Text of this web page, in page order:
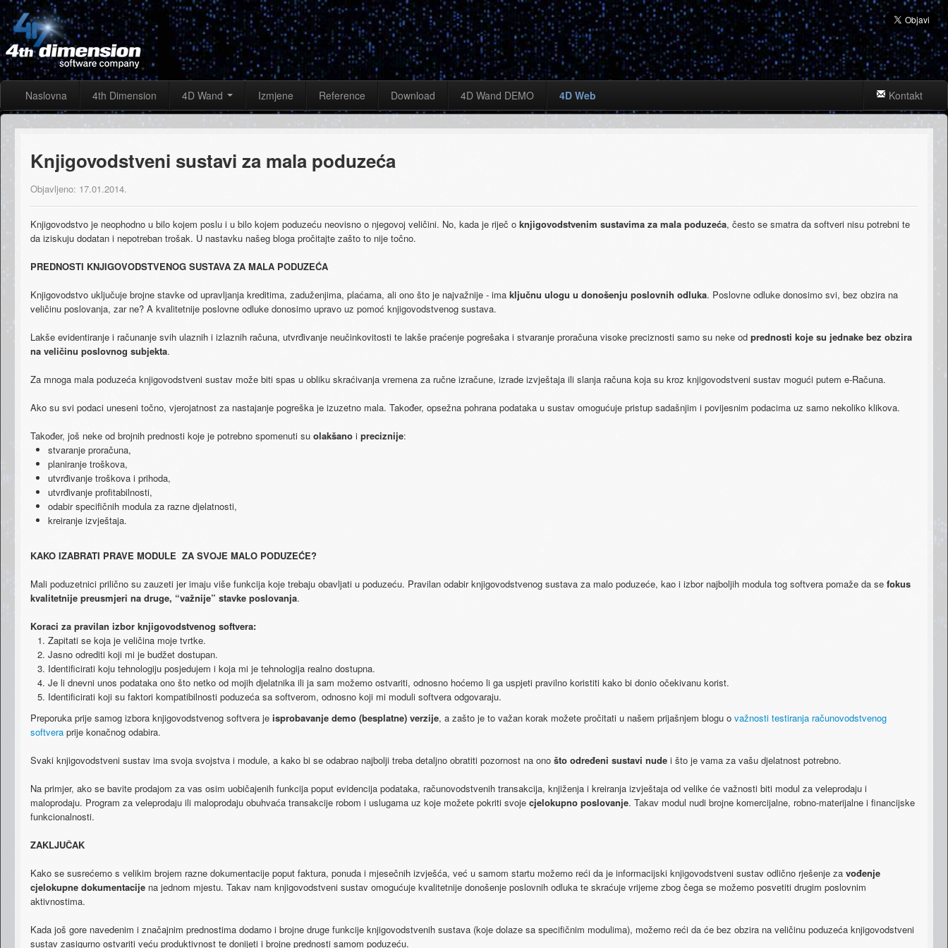
Naslovna 4th Dimension 4D Wand Izmjene Reference Download 4D Wand DEMO 4D Web Kontakt
Knjigovodstveni sustavi za mala poduzeća
Objavljeno: 17.01.2014.
Knjigovodstvo​ ​je​ ​neophodno​ ​u​ ​bilo​ ​kojem​ ​poslu​ ​i​ ​u​ ​bilo​ ​kojem​ ​poduzeću​ ​neovisno​ ​o​ ​njegovoj veličini.​ ​No,​ ​kada​ ​je​ ​riječ​ ​o​ ​​ knjigovodstvenim​ ​sustavima​ ​za​ ​mala​ ​poduzeća,​​ ​često​ ​se​ ​smatra da​ ​softveri​ ​nisu​ ​potrebni​ ​te​ ​
da​ ​iziskuju​ ​dodatan​ ​i​ ​nepotreban​ ​trošak.​ ​U​ ​nastavku​ ​našeg​ ​bloga pročitajte​ ​zašto​ ​to​ ​nije​ ​točno.
PREDNOSTI​ ​KNJIGOVODSTVENOG​ ​SUSTAVA​ ​ZA​ ​MALA​ ​PODUZEĆA
Knjigovodstvo​ ​uključuje​ ​brojne​ ​stavke​ ​od​ ​upravljanja​ ​kreditima,​ ​zaduženjima,​ ​plaćama,​ ​ali​ ​ono što​ ​je​ ​najvažnije​ ​-​ ​ima​ ​​ ključnu​ ​ulogu​ ​u​ ​donošenju​ ​poslovnih​ ​odluka​.​ ​Poslovne​ ​odluke donosimo​ ​svi,​ ​bez​ ​obzira​ ​na​ ​
veličinu​ ​poslovanja,​ ​zar​ ​ne?​ ​A​ ​kvalitetnije​ ​poslovne​ ​odluke donosimo​ ​upravo​ ​uz​ ​pomoć​ ​knjigovodstvenog​ ​sustava.
Lakše​ ​evidentiranje​ ​i​ ​računanje​ ​svih​ ​ulaznih​ ​i​ ​izlaznih​ ​računa,​ ​utvrđivanje​ ​neučinkovitosti​ ​te lakše​ ​praćenje​ ​pogrešaka​ ​i​ ​stvaranje​ ​proračuna​ ​visoke​ ​preciznosti​ ​samo​ ​su​ ​neke​ ​od​ ​​ prednosti koje​ ​su​ ​jednake​​ ​​bez​ ​obzira​ ​
na​ ​veličinu​ ​poslovnog​ ​subjekta.
Za​ ​mnoga​ ​mala​ ​poduzeća​ ​knjigovodstveni​ ​sustav​ ​može​ ​biti​ ​spas​ ​u​ ​obliku​ ​skraćivanja​ ​vremena za​ ​ručne​ ​izračune,​ ​izrade​ ​izvještaja​ ​ili​ ​slanja​ ​računa​ ​koja​ ​su​ ​kroz​ ​knjigovodstveni​ ​sustav​ ​mogući putem​ ​e-Računa.
Ako​ ​su​ ​svi​ ​podaci​ ​uneseni​ ​točno,​ ​vjerojatnost​ ​za​ ​nastajanje​ ​pogreška​ ​je​ ​izuzetno​ ​mala.​ ​Također, opsežna​ ​pohrana​ ​podataka​ ​u​ ​sustav​ ​omogućuje​​ ​pristup​ ​sadašnjim​ ​i​ ​povijesnim​ ​podacima​ ​​uz samo​ ​nekoliko​ ​klikova.
Također,​ ​još​ ​neke​ ​od​ ​brojnih​ ​prednosti​ ​koje​ ​je​ ​potrebno​ ​spomenuti​ ​su​ ​​olakšano​​ ​i​ ​​preciznije​:
stvaranje​ ​proračuna,
planiranje​ ​troškova,
utvrđivanje​ ​troškova​ ​i​ ​prihoda,
utvrđivanje​ ​profitabilnosti,
odabir​ ​specifičnih​ ​modula​ ​za​ ​razne​ ​djelatnosti,
kreiranje​ ​izvještaja.
KAKO​ ​IZABRATI​ ​PRAVE​ ​MODULE​ ​​ ​ZA​ ​SVOJE​ ​MALO​ ​PODUZEĆE?
Mali​ ​poduzetnici​ ​prilično​ ​su​ ​zauzeti​ ​jer​ ​imaju​ ​više​ ​funkcija​ ​koje​ ​trebaju​ ​obavljati​ ​u​ ​poduzeću. Pravilan​ ​odabir​ ​knjigovodstvenog​ ​sustava​ ​za​ ​malo​ ​poduzeće,​ ​kao​ ​i​ ​izbor​ ​najboljih​ ​modula​ ​tog softvera​ ​pomaže​ ​da​ ​se​ ​​fokus​ ​
kvalitetnije​ ​preusmjeri​ ​na​ ​druge,​ ​“važnije”​ ​stavke​ ​poslovanja.
Koraci​ ​za​ ​pravilan​ ​izbor​ ​knjigovodstvenog​ ​softvera:
Zapitati​ ​se​ ​koja​ ​je​ ​veličina​ ​moje​ ​tvrtke.
Jasno​ ​odrediti​ ​koji​ ​mi​ ​je​ ​budžet​ ​dostupan.
Identificirati​ ​koju​ ​tehnologiju​ ​posjedujem​ ​i​ ​koja​ ​mi​ ​je​ ​tehnologija​ ​realno​ ​dostupna.
Je​ ​li​ ​dnevni​ ​unos​ ​podataka​ ​ono​ ​što​ ​netko​ ​od​ ​mojih​ ​djelatnika​ ​ili​ ​ja​ ​sam​ ​možemo​ ​ostvariti, odnosno​ ​hoćemo​ ​li​ ​ga​ ​uspjeti​ ​pravilno​ ​koristiti​ ​kako​ ​bi​ ​donio​ ​očekivanu​ ​korist.
Identificirati​ ​koji​ ​su​ ​faktori​ ​kompatibilnosti​ ​poduzeća​ ​sa​ ​softverom,​ ​odnosno​ ​koji​ ​mi moduli​ ​softvera​ ​odgovaraju.
Preporuka​ ​prije​ ​samog​ ​izbora​ ​knjigovodstvenog​ ​softvera​ ​je​ ​​ isprobavanje​ ​demo​ ​(besplatne) verzije​,​ ​a​ ​zašto​ ​je​ ​to​ ​važan​ ​korak​ ​možete​ ​pročitati​ ​u​ ​našem​ ​prijašnjem​ ​blogu​ ​o​ ​​ važnosti testiranja​ ​računovodstvenog​ ​
softvera ​​ ​prije​ ​konačnog​ ​odabira.
Svaki​ ​knjigovodstveni​ ​sustav​ ​ima​ ​svoja​ ​svojstva​ ​i​ ​module,​ ​a​ ​kako​ ​bi​ ​se​ ​odabrao​ ​najbolji​ ​treba detaljno​ ​obratiti​ ​pozornost​ ​na​ ​ono​ ​​ što​ ​određeni​ ​sustavi​ ​nude​​ ​i​ ​što​ ​je​ ​vama​ ​za​ ​vašu​ ​djelatnost potrebno.
Na​ ​primjer,​ ​ako​ ​se​ ​bavite​ ​prodajom​ ​za​ ​vas​ ​osim​ ​uobičajenih​ ​funkcija​ ​poput​ ​evidencija​ ​podataka, računovodstvenih​ ​transakcija,​ ​knjiženja​ ​i​ ​kreiranja​ ​izvještaja​ ​od​ ​velike​ ​će​ ​važnosti​ ​biti​ ​modul​ ​za veleprodaju​ ​i​ ​
maloprodaju.​ ​Program​ ​za​ ​veleprodaju​ ​ili​ ​maloprodaju​ ​obuhvaća​ ​transakcije​ ​robom i​ ​uslugama​ ​uz​ ​koje​ ​možete​ ​pokriti​ ​svoje​​ ​ cjelokupno​ ​poslovanje​.​ ​Takav​ ​modul​ ​nudi​ ​brojne komercijalne,​ ​robno-materijalne​ ​i​ ​financijske​ ​
funkcionalnosti.
ZAKLJUČAK
Kako​ ​se​ ​susrećemo​ ​s​ ​velikim​ ​brojem​ ​razne​ ​dokumentacije​ ​poput​ ​faktura,​ ​ponuda​ ​i​ ​mjesečnih izvješća,​ ​već​ ​u​ ​samom​ ​startu​ ​možemo​ ​reći​ ​da​ ​je​ ​informacijski​ ​knjigovodstveni​ ​sustav​ ​odlično rješenje​ ​za​ ​​ vođenje​ ​
cjelokupne​ ​dokumentacije​ ​na​ jednom​ ​mjestu.​​ ​Takav​ ​nam knjigovodstveni​ ​sustav​ ​omogućuje​ ​kvalitetnije​ ​donošenje​ ​poslovnih​ ​odluka​ ​te​ ​skraćuje​ ​vrijeme zbog​ ​čega​ ​se​ ​možemo​ ​posvetiti​ ​drugim​ ​poslovnim​ ​
aktivnostima.
Kada​ ​još​ ​gore​ ​navedenim​ ​i​ ​značajnim​ ​prednostima​ ​dodamo​ ​i​ ​brojne​ ​druge​ ​funkcije knjigovodstvenih​ ​sustava​ ​(koje​ ​dolaze​ ​sa​ ​specifičnim​ ​modulima),​ ​možemo​ ​reći​ ​da​ ​će​ ​bez​ ​obzira na​ ​veličinu​ ​poduzeća​ ​knjigovodstveni​ ​
sustav​ ​zasigurno​ ​ostvariti​ ​veću​ ​produktivnost​ ​te​ ​donijeti​ ​i brojne​ ​prednosti​ ​samom​ ​poduzeću.